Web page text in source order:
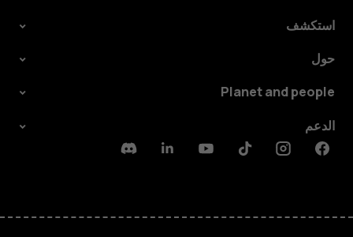
استكشف
حول
Planet and people
الدعم
Facebook
Instagram
Tiktok
Youtube
Linkedin
Discord